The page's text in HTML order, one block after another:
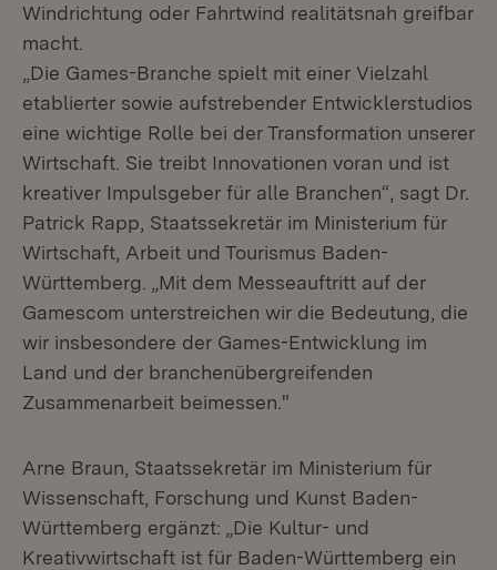
Windrichtung oder Fahrtwind realitätsnah greifbar
macht.
„Die Games-Branche spielt mit einer Vielzahl
etablierter sowie aufstrebender Entwicklerstudios
eine wichtige Rolle bei der Transformation unserer
Wirtschaft. Sie treibt Innovationen voran und ist
kreativer Impulsgeber für alle Branchen“, sagt Dr.
Patrick Rapp, Staatssekretär im Ministerium für
Wirtschaft, Arbeit und Tourismus Baden-
Württemberg. „Mit dem Messeauftritt auf der
Gamescom unterstreichen wir die Bedeutung, die
wir insbesondere der Games-Entwicklung im
Land und der branchenübergreifenden
Zusammenarbeit beimessen."
Arne Braun, Staatssekretär im Ministerium für
Wissenschaft, Forschung und Kunst Baden-
Württemberg ergänzt: „Die Kultur- und
Kreativwirtschaft ist für Baden-Württemberg ein